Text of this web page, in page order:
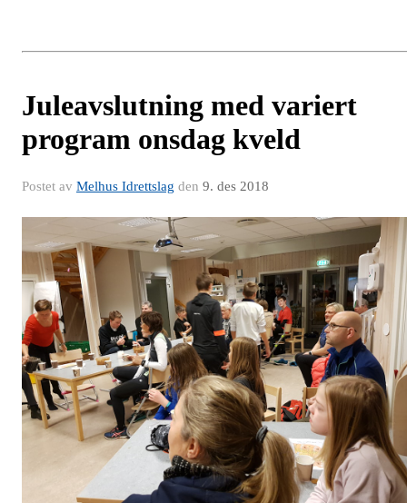
Juleavslutning med variert
program onsdag kveld
Postet av Melhus Idrettslag den 9. des 2018